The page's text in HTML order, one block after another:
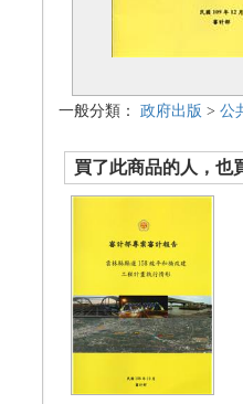
一般分類： 政府出版 > 公
買了此商品的人，也